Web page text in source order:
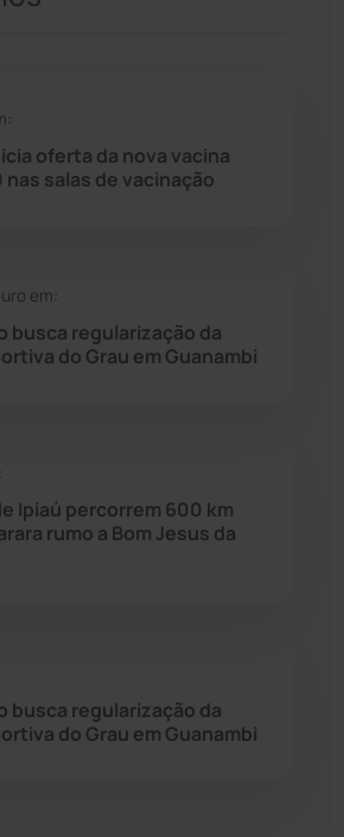
(96)
oferta da nova vacina
nas salas de vacinação
em:
busca regularização da
do Grau em Guanambi
Ipiaú percorrem 600 km
rumo a Bom Jesus da
busca regularização da
do Grau em Guanambi